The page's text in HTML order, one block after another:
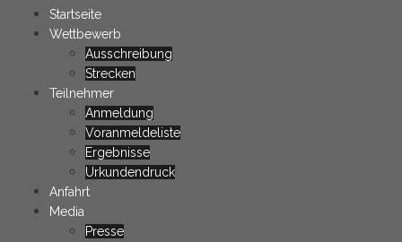
Startseite
Wettbewerb
Ausschreibung
Strecken
Teilnehmer
Anmeldung
Voranmeldeliste
Ergebnisse
Urkundendruck
Anfahrt
Media
Presse